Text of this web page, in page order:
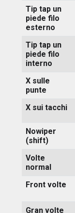
Tip tap un
piede filo
esterno
Tip tap un
piede filo
interno
X sulle
punte
X sui tacchi
Nowiper
(shift)
Volte
normal
Front volte
Gran volte